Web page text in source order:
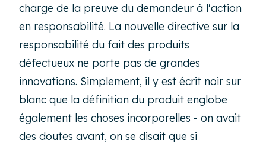
charge de la preuve du demandeur à l'action
en responsabilité. La nouvelle directive sur la
responsabilité du fait des produits
défectueux ne porte pas de grandes
innovations. Simplement, il y est écrit noir sur
blanc que la définition du produit englobe
également les choses incorporelles - on avait
des doutes avant, on se disait que si